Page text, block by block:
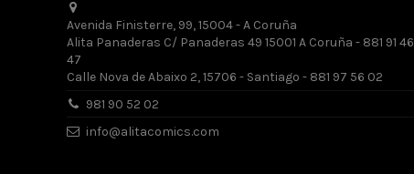
Avenida Finisterre, 99, 15004 - A Coruña
Alita Panaderas C/ Panaderas 49 15001 A Coruña - 881 91 46
47
Calle Nova de Abaixo 2, 15706 - Santiago - 881 97 56 02
981 90 52 02
info@alitacomics.com